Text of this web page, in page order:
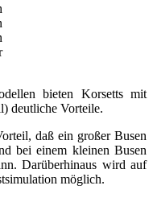
bieten Korsetts mit
deutliche Vorteile.
daß ein großer Busen
bei einem kleinen Busen
Darüberhinaus wird auf
möglich.